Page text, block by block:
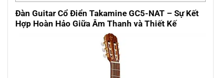
Đàn Guitar Cổ Điển Takamine GC5-NAT – Sự Kết
Hợp Hoàn Hảo Giữa Âm Thanh và Thiết Kế